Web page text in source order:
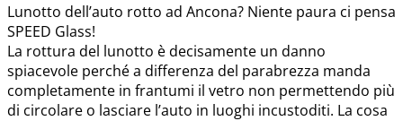
Lunotto dell’auto rotto ad Ancona? Niente paura ci pensa
SPEED Glass!
La rottura del lunotto è decisamente un danno
spiacevole perché a differenza del parabrezza manda
completamente in frantumi il vetro non permettendo più
di circolare o lasciare l’auto in luoghi incustoditi. La cosa